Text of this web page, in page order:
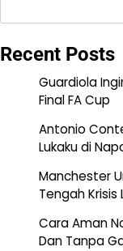
Recent Posts
Guardiola
Final FA Cup
Antonio
Lukaku di
Manchester
Tengah Krisis
Cara Aman
Dan Tanpa